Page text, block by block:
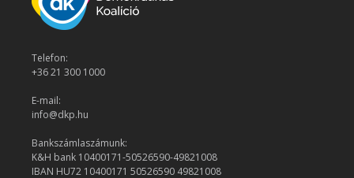
Telefon:
+36 21 300 1000
E-mail:
info@dkp.hu
Bankszámlaszámunk:
K&H bank 10400171-50526590-49821008
IBAN HU72 10400171 50526590 49821008